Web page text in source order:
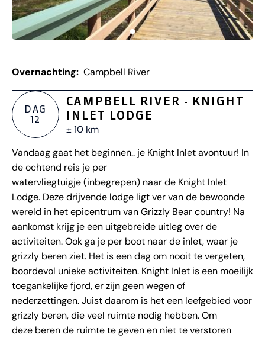
Overnachting: Campbell River
DAG
12
CAMPBELL RIVER - KNIGHT
INLET LODGE
± 10 km
Vandaag gaat het beginnen.. je Knight Inlet avontuur! In
de ochtend reis je per
watervliegtuigje (inbegrepen) naar de Knight Inlet
Lodge. Deze drijvende lodge ligt ver van de bewoonde
wereld in het epicentrum van Grizzly Bear country! Na
aankomst krijg je een uitgebreide uitleg over de
activiteiten. Ook ga je per boot naar de inlet, waar je
grizzly beren ziet. Het is een dag om nooit te vergeten,
boordevol unieke activiteiten. Knight Inlet is een moeilijk
toegankelijke fjord, er zijn geen wegen of
nederzettingen. Juist daarom is het een leefgebied voor
grizzly beren, die veel ruimte nodig hebben. Om
deze beren de ruimte te geven en niet te verstoren